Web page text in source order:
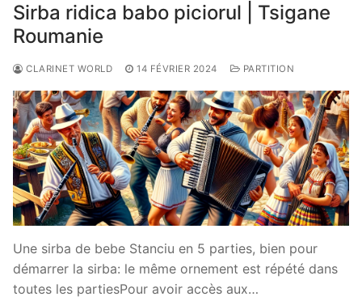
Sirba ridica babo piciorul | Tsigane
Roumanie
CLARINET WORLD 14 FÉVRIER 2024 PARTITION
Une sirba de bebe Stanciu en 5 parties, bien pour
démarrer la sirba: le même ornement est répété dans
toutes les partiesPour avoir accès aux…